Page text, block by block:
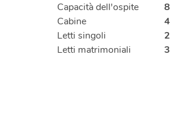
Capacità dell'ospite
8
Cabine
4
Letti singoli
2
Letti matrimoniali
3